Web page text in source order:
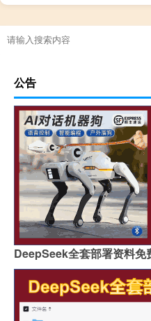
公告
DeepSeek全套部署资料免